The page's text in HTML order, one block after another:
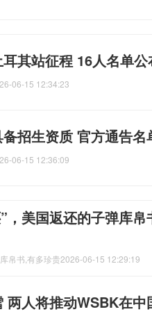
其站征程 16人名单公
06-15 12:34:23
招生资质 官方通告名
06-15 12:36:09
，美国返还的子弹库帛
帛书,有多珍贵2026-06-15 12:29:19
两人将推动WSBK在中